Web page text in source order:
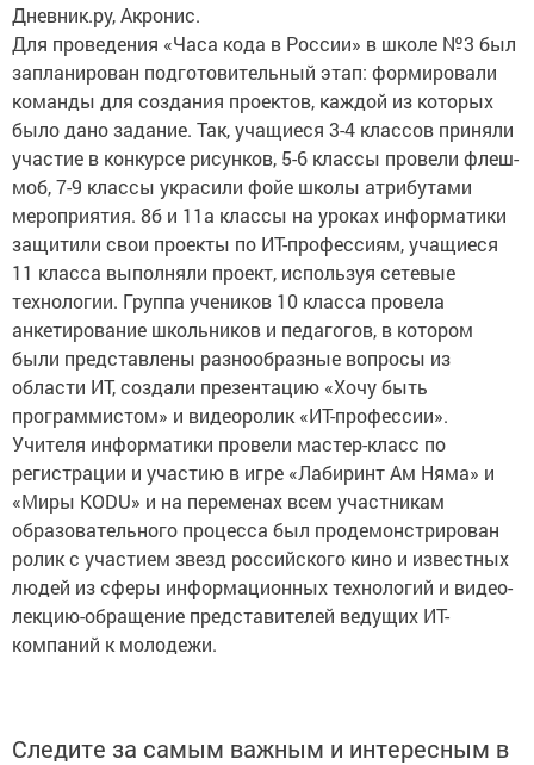
Дневник.ру, Акронис.
Для проведения «Часа кода в России» в школе №3 был
запланирован подготовительный этап: формировали
команды для создания проектов, каждой из которых
было дано задание. Так, учащиеся 3-4 классов приняли
участие в конкурсе рисунков, 5-6 классы провели флеш-
моб, 7-9 классы украсили фойе школы атрибутами
мероприятия. 8б и 11а классы на уроках информатики
защитили свои проекты по ИТ-профессиям, учащиеся
11 класса выполняли проект, используя сетевые
технологии. Группа учеников 10 класса провела
анкетирование школьников и педагогов, в котором
были представлены разнообразные вопросы из
области ИТ, создали презентацию «Хочу быть
программистом» и видеоролик «ИТ-профессии».
Учителя информатики провели мастер-класс по
регистрации и участию в игре «Лабиринт Ам Няма» и
«Миры KODU» и на переменах всем участникам
образовательного процесса был продемонстрирован
ролик с участием звезд российского кино и известных
людей из сферы информационных технологий и видео-
лекцию-обращение представителей ведущих ИТ-
компаний к молодежи.
Следите за самым важным и интересным в